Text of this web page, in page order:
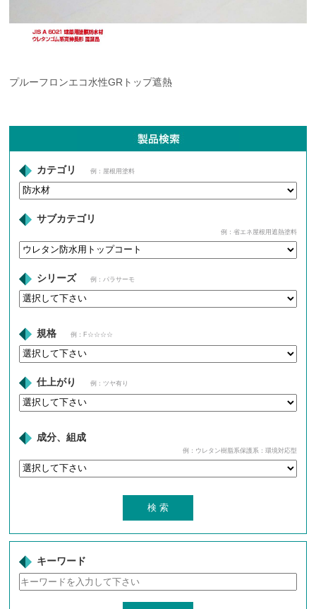
プルーフロンエコ水性GRトップ遮熱
カテゴリ 例：屋根用塗料
サブカテゴリ
例：省エネ屋根用遮熱塗料
シリーズ 例：パラサーモ
規格 例：F☆☆☆☆
仕上がり 例：ツヤ有り
成分、組成
例：ウレタン樹脂系保護系：環境対応型
キーワード